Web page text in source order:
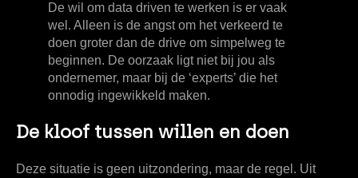
De wil om data driven te werken is er vaak
wel. Alleen is de angst om het verkeerd te
doen groter dan de drive om simpelweg te
beginnen. De oorzaak ligt niet bij jou als
ondernemer, maar bij de ‘experts’ die het
onnodig ingewikkeld maken.
De kloof tussen willen en doen
Deze situatie is geen uitzondering, maar de regel. Uit